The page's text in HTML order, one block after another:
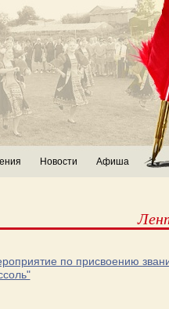
Новости Афиша
по присвоению